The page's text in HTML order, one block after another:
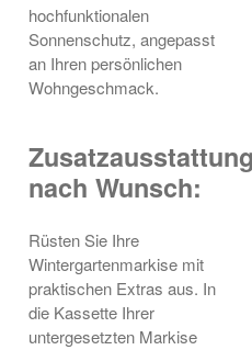
hochfunktionalen
Sonnenschutz, angepasst
an Ihren persönlichen
Wohngeschmack.
nach Wunsch:
Rüsten Sie Ihre
Wintergartenmarkise mit
praktischen Extras aus. In
die Kassette Ihrer
untergesetzten Markise